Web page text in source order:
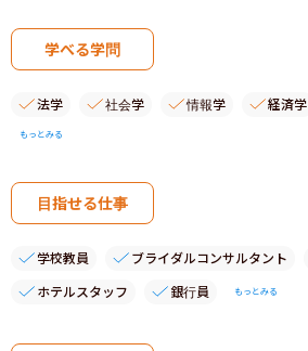
学べる学問
法学 社会学 情報学 経済学
もっとみる
目指せる仕事
学校教員 ブライダルコンサルタント
ホテルスタッフ
銀行員 もっとみる